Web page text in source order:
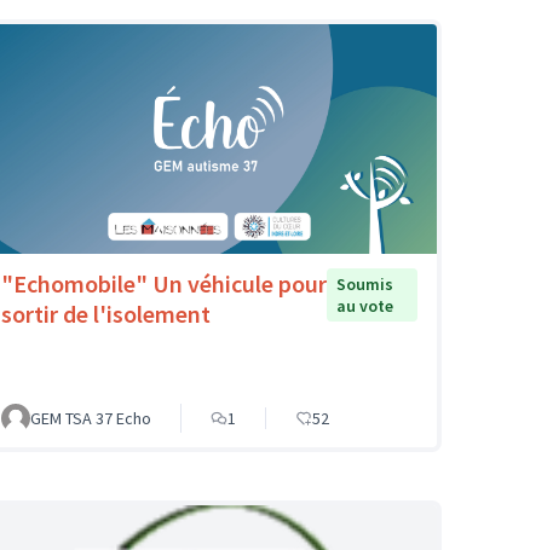
"Echomobile" Un véhicule pour
sortir de l'isolement
Soumis
au vote
GEM TSA 37 Echo 1 52